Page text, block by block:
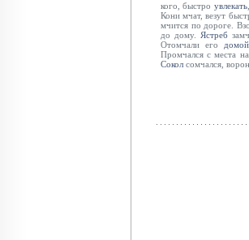
кого, быстро увлекать
Кони мчат, везут
мчится по дороге.
до дому. Ястреб
Отомчали его домой
Промчался с места
Сокол сомчался,